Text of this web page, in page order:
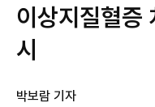
이상지질혈증
시
박보람 기자